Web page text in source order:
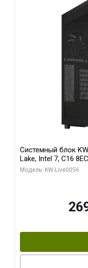
Системный блок
Lake, Intel 7, C16
Palit RTX5080
Модель: KW-Live0056